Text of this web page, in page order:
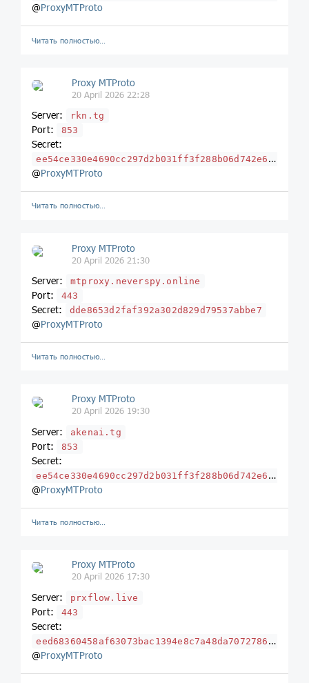
@ProxyMTProto
Читать полностью…
Proxy MTProto
20 April 2026 22:28
Server: rkn.tg
Port: 853
Secret:
ee54ce330e4690cc297d2b031ff3f288b06d742e616b656e61692e636c69636b
@ProxyMTProto
Читать полностью…
Proxy MTProto
20 April 2026 21:30
Server: mtproxy.neverspy.online
Port: 443
Secret: dde8653d2faf392a302d829d79537abbe7
@ProxyMTProto
Читать полностью…
Proxy MTProto
20 April 2026 19:30
Server: akenai.tg
Port: 853
Secret:
ee54ce330e4690cc297d2b031ff3f288b06d742e616b656e61692e636c69636b
@ProxyMTProto
Читать полностью…
Proxy MTProto
20 April 2026 17:30
Server: prxflow.live
Port: 443
Secret:
eed68360458af63073bac1394e8c7a48da707278666c6f772e6c697665
@ProxyMTProto